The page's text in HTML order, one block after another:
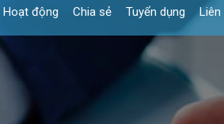
Hoạt động Chia sẻ Tuyển dụng Liên